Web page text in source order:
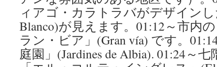
ィアゴ・カラトラバがデザインし
Blanco)が見えます。01:12～市内
ラン・ビア」(Gran vía) です。
庭園」(Jardines de Albia). 01:24～